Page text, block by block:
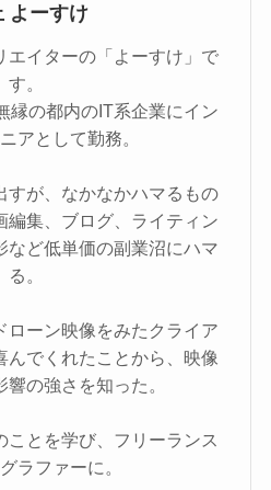
よーすけ
エイターの「よーすけ」で
す。
縁の都内のIT系企業にイン
アとして勤務。
すが、なかなかハマるもの
編集、ブログ、ライティン
など低単価の副業沼にハマ
る。
ローン映像をみたクライア
んでくれたことから、映像
の強さを知った。
ことを学び、フリーランス
ラファーに。